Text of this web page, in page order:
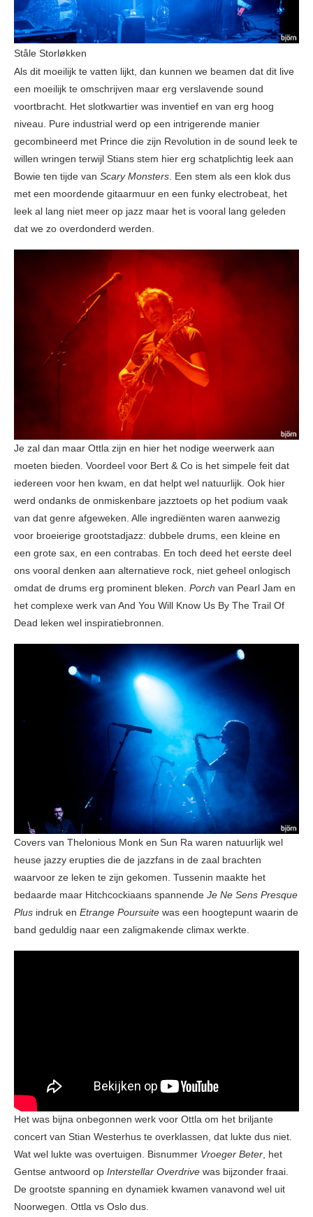
Ståle Storløkken
Als dit moeilijk te vatten lijkt, dan kunnen we beamen dat dit live
een moeilijk te omschrijven maar erg verslavende sound
voortbracht. Het slotkwartier was inventief en van erg hoog
niveau. Pure industrial werd op een intrigerende manier
gecombineerd met Prince die zijn Revolution in de sound leek te
willen wringen terwijl Stians stem hier erg schatplichtig leek aan
Bowie ten tijde van Scary Monsters . Een stem als een klok dus
met een moordende gitaarmuur en een funky electrobeat, het
leek al lang niet meer op jazz maar het is vooral lang geleden
dat we zo overdonderd werden.
Je zal dan maar Ottla zijn en hier het nodige weerwerk aan
moeten bieden. Voordeel voor Bert & Co is het simpele feit dat
iedereen voor hen kwam, en dat helpt wel natuurlijk. Ook hier
werd ondanks de onmiskenbare jazztoets op het podium vaak
van dat genre afgeweken. Alle ingrediënten waren aanwezig
voor broeierige grootstadjazz: dubbele drums, een kleine en
een grote sax, en een contrabas. En toch deed het eerste deel
ons vooral denken aan alternatieve rock, niet geheel onlogisch
omdat de drums erg prominent bleken. Porch van Pearl Jam en
het complexe werk van And You Will Know Us By The Trail Of
Dead leken wel inspiratiebronnen.
Covers van Thelonious Monk en Sun Ra waren natuurlijk wel
heuse jazzy erupties die de jazzfans in de zaal brachten
waarvoor ze leken te zijn gekomen. Tussenin maakte het
bedaarde maar Hitchcockiaans spannende Je Ne Sens Presque
Plus indruk en Etrange Poursuite was een hoogtepunt waarin de
band geduldig naar een zaligmakende climax werkte.
Het was bijna onbegonnen werk voor Ottla om het briljante
concert van Stian Westerhus te overklassen, dat lukte dus niet.
Wat wel lukte was overtuigen. Bisnummer Vroeger Beter, het
Gentse antwoord op Interstellar Overdrive was bijzonder fraai.
De grootste spanning en dynamiek kwamen vanavond wel uit
Noorwegen. Ottla vs Oslo dus.